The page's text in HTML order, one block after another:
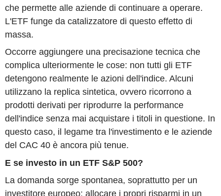
che permette alle aziende di continuare a operare.
L'ETF funge da catalizzatore di questo effetto di
massa.
Occorre aggiungere una precisazione tecnica che
complica ulteriormente le cose: non tutti gli ETF
detengono realmente le azioni dell'indice. Alcuni
utilizzano la replica sintetica, ovvero ricorrono a
prodotti derivati per riprodurre la performance
dell'indice senza mai acquistare i titoli in questione. In
questo caso, il legame tra l'investimento e le aziende
del CAC 40 è ancora più tenue.
E se investo in un ETF S&P 500?
La domanda sorge spontanea, soprattutto per un
investitore europeo: allocare i propri risparmi in un